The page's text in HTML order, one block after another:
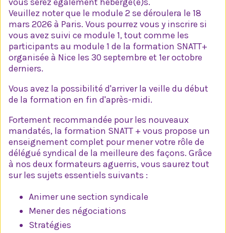
Veuillez noter que le module 2 se déroulera le 18
mars 2026 à Paris. Vous pourrez vous y inscrire si
vous avez suivi ce module 1, tout comme les
participants au module 1 de la formation SNATT+
organisée à Nice les 30 septembre et 1er octobre
derniers.
Vous avez la possibilité d'arriver la veille du début
de la formation en fin d'après-midi.
Fortement recommandée pour les nouveaux
mandatés, la formation SNATT + vous propose un
enseignement complet pour mener votre rôle de
délégué syndical de la meilleure des façons. Grâce
à nos deux formateurs aguerris, vous saurez tout
sur les sujets essentiels suivants :
Animer une section syndicale
Mener des négociations
Stratégies